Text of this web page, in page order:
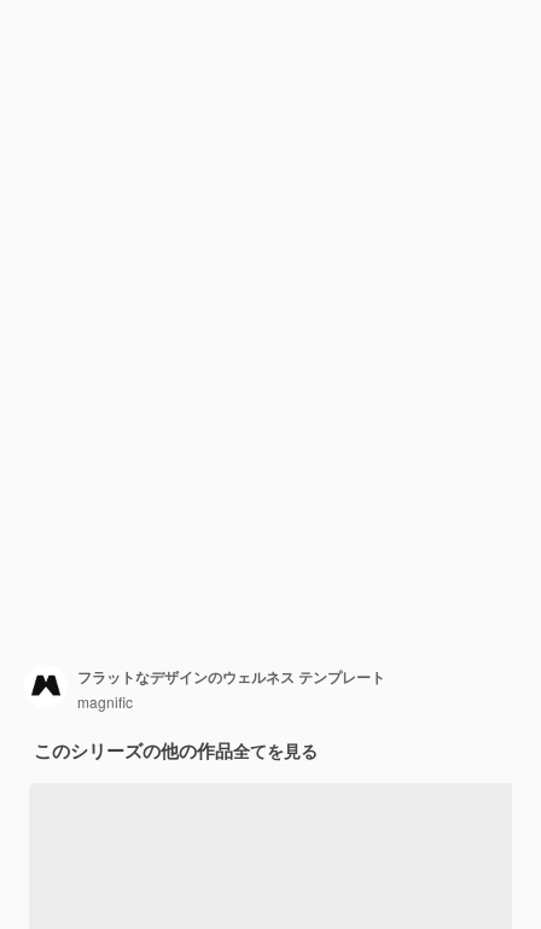
フラットなデザインのウェルネス テンプレート
magnific
このシリーズの他の作品全てを見る